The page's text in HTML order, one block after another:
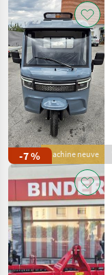
-7 % Machine neuve